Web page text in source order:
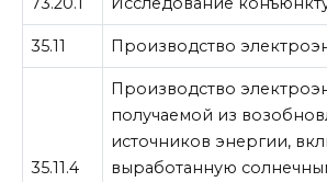
35.11 Производство
35.11.4
Производство
получаемой из
источников энергии,
выработанную